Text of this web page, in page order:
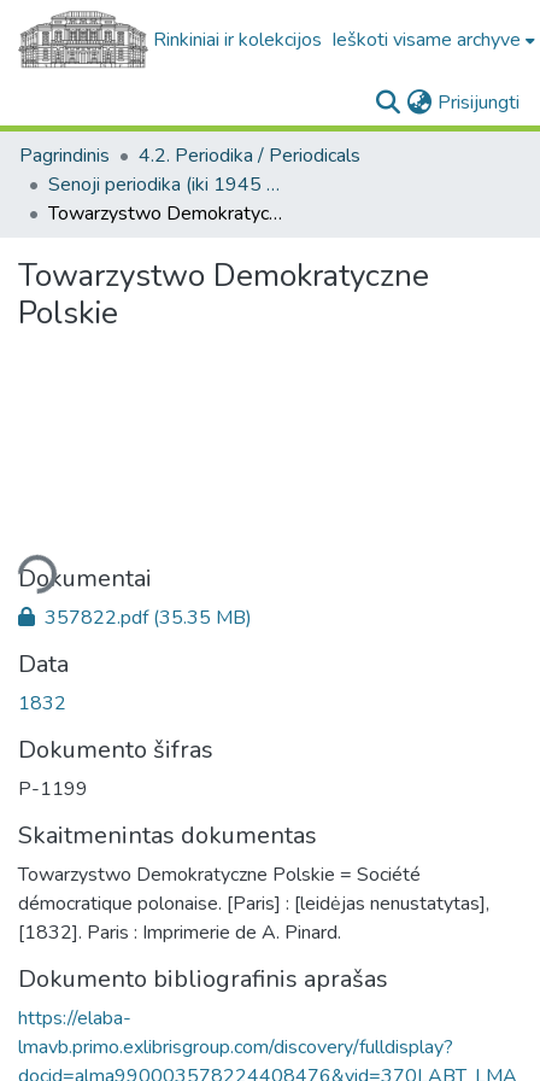
Rinkiniai ir kolekcijos Ieškoti visame archyve
Prisijungti
Pagrindinis
4.2. Periodika / Periodicals
Senoji periodika (iki 1945 m.) / Old periodicals (pre-1945)
Towarzystwo Demokratyczne Polskie
Towarzystwo Demokratyczne
Polskie
Dokumentai
357822.pdf(35.35 MB)
Data
1832
Dokumento šifras
P-1199
Skaitmenintas dokumentas
Towarzystwo Demokratyczne Polskie = Société
démocratique polonaise. [Paris] : [leidėjas nenustatytas],
[1832]. Paris : Imprimerie de A. Pinard.
Dokumento bibliografinis aprašas
https://elaba-
lmavb.primo.exlibrisgroup.com/discovery/fulldisplay?